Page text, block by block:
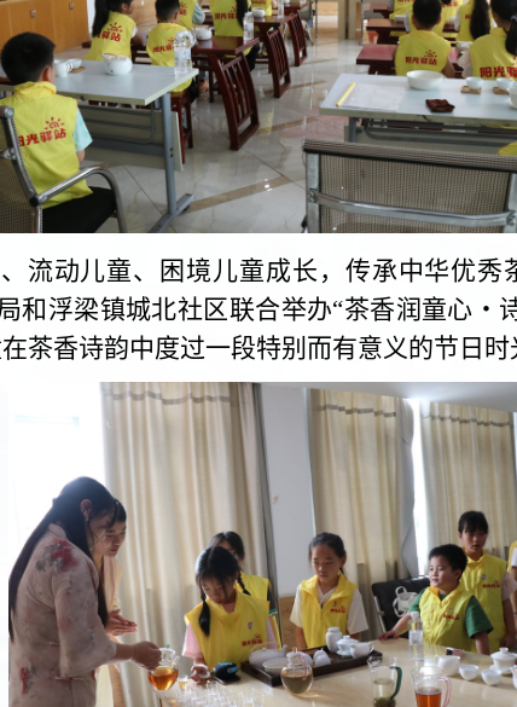
流动儿童、困境儿童成长，传承中华优秀
和浮梁镇城北社区联合举办“茶香润童心・
茶香诗韵中度过一段特别而有意义的节日时